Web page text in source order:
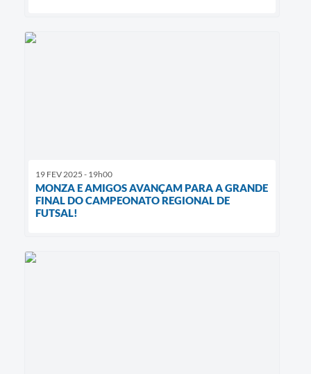
19 FEV 2025 - 19h00
MONZA E AMIGOS AVANÇAM PARA A GRANDE
FINAL DO CAMPEONATO REGIONAL DE
FUTSAL!